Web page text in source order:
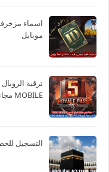
اسماء
موبايل
MOBILE مجانا
التسجيل